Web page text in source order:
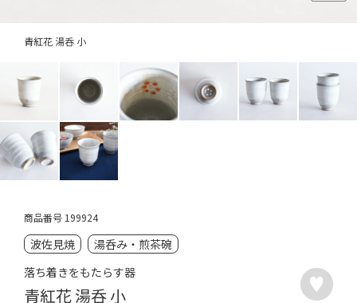
青紅花 湯呑 小
商品番号 199924
波佐見焼
湯呑み・煎茶碗
落ち着きをもたらす器
青紅花 湯呑 小